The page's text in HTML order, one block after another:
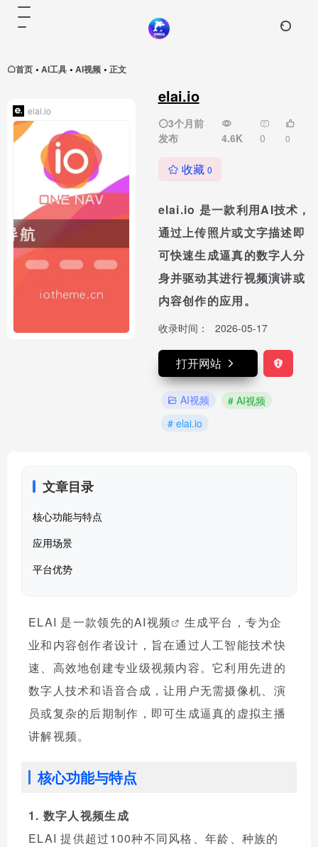
首页 • AI工具 • AI视频 • 正文
elai.io
3个月前
发布
4.6K 0 0
收藏 0
elai.io 是一款利用AI技术，
通过上传照片或文字描述即
可快速生成逼真的数字人分
身并驱动其进行视频演讲或
内容创作的应用。
收录时间： 2026-05-17
打开网站
AI视频
# AI视频
# elai.io
elai.io
文章目录
核心功能与特点
应用场景
平台优势
ELAI 是一款领先的AI视频
生成平台，专为企
业和内容创作者设计，旨在通过人工智能技术快
速、高效地创建专业级视频内容。它利用先进的
数字人技术和语音合成，让用户无需摄像机、演
员或复杂的后期制作，即可生成逼真的虚拟主播
讲解视频。
核心功能与特点
1. 数字人视频生成
ELAI 提供超过100种不同风格、年龄、种族的